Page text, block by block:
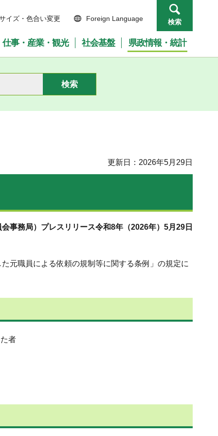
イズ・色合い変更 Foreign Language 検索
仕事・産業・観光 社会基盤 県政情報・統計
更新日：2026年5月29日
事務局）プレスリリース令和8年（2026年）5月29日
元職員による依頼の規制等に関する条例」の規定に
者